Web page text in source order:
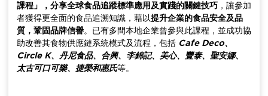
課程」，分享全球食品追蹤標準應用及實踐的關鍵技巧 ，讓參加
者獲得更全面的食品追溯知識，藉以提升企業的食品安全及品
質，鞏固品牌信譽。已有多間本地企業曾參與此課程，並成功協
助改善其食物供應鏈系統模式及流程，包括 Cafe Deco、
Circle K、丹尼食品、合興、李錦記、美心、豐泰、聖安娜、
太古可口可樂、捷榮和惠氏等。